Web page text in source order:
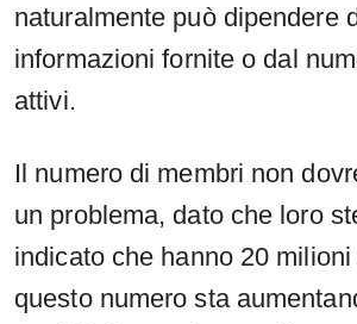
naturalmente può dipendere
informazioni fornite o dal
attivi.
Il numero di membri non
un problema, dato che loro
indicato che hanno 20
questo numero sta